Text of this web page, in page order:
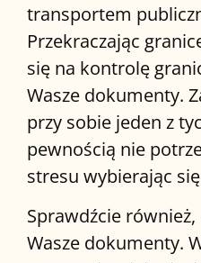
transportem
Przekraczając
się na kontrolę
Wasze dokumenty.
przy sobie jeden z
pewnością nie
stresu wybierając
Sprawdźcie
Wasze dokumenty.